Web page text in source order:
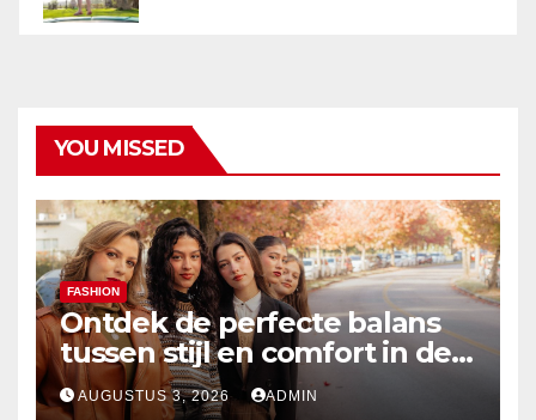
YOU MISSED
FASHION
Ontdek de perfecte balans
tussen stijl en comfort in de
nieuwste damesmode
AUGUSTUS 3, 2026 ADMIN